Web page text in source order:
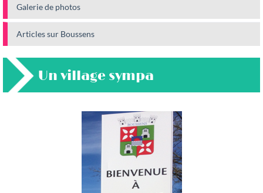
Galerie de photos
Articles sur Boussens
Un village sympa